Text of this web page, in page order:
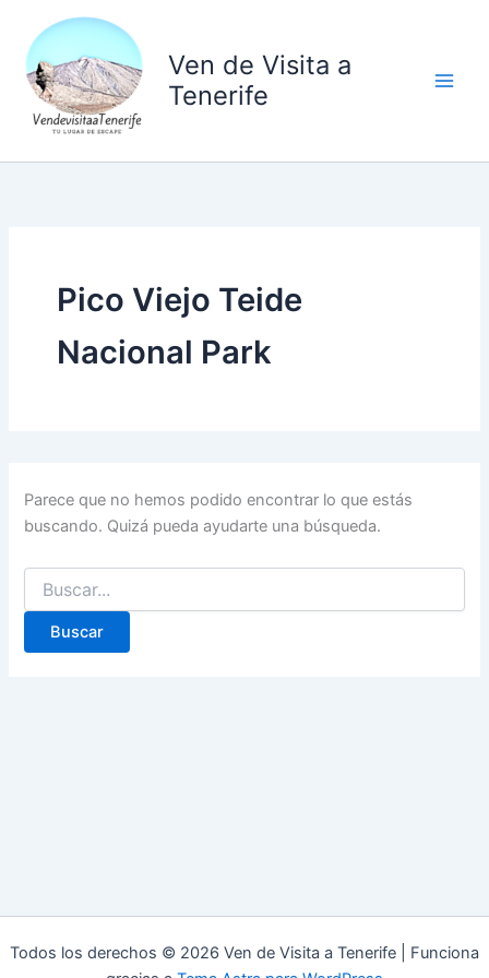
contenido
Ven de Visita a
Tenerife
Pico Viejo Teide
Nacional Park
Parece que no hemos podido encontrar lo que estás
buscando. Quizá pueda ayudarte una búsqueda.
Buscar
por:
Todos los derechos © 2026 Ven de Visita a Tenerife | Funciona